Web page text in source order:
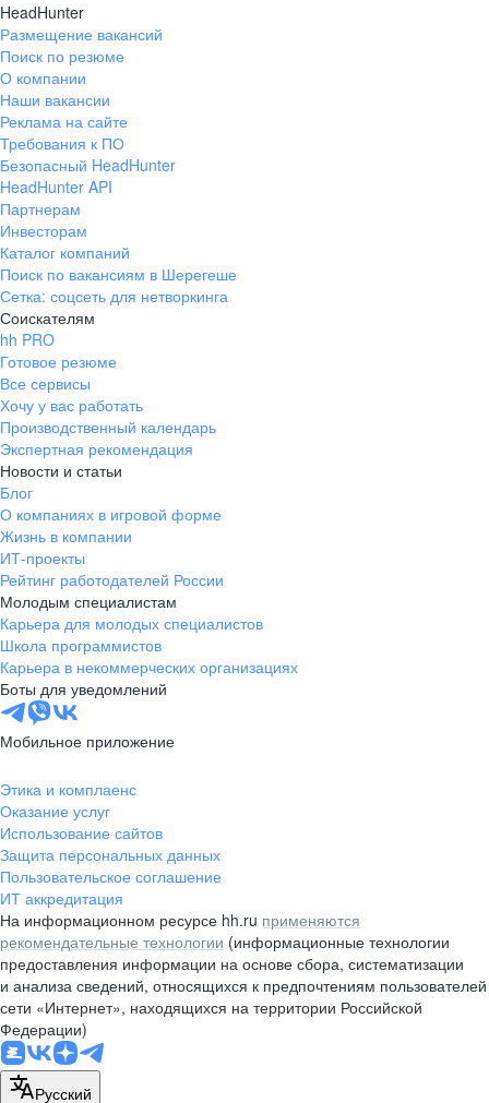
HeadHunter
Размещение вакансий
Поиск по резюме
О компании
Наши вакансии
Реклама на сайте
Требования к ПО
Безопасный HeadHunter
HeadHunter API
Партнерам
Инвесторам
Каталог компаний
Поиск по вакансиям в Шерегеше
Сетка: соцсеть для нетворкинга
Соискателям
hh PRO
Готовое резюме
Все сервисы
Хочу у вас работать
Производственный календарь
Экспертная рекомендация
Новости и статьи
Блог
О компаниях в игровой форме
Жизнь в компании
ИТ-проекты
Рейтинг работодателей России
Молодым специалистам
Карьера для молодых специалистов
Школа программистов
Карьера в некоммерческих организациях
Боты для уведомлений
Мобильное приложение
Этика и комплаенс
Оказание услуг
Использование сайтов
Защита персональных данных
Пользовательское соглашение
ИТ аккредитация
На информационном ресурсе hh.ru применяются
рекомендательные технологии (информационные технологии
предоставления информации на основе сбора, систематизации
и анализа сведений, относящихся к предпочтениям пользователей
сети «Интернет», находящихся на территории Российской
Федерации)
Русский